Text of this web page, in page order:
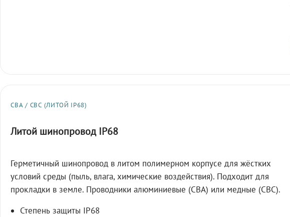
СВА / СВС (ЛИТОЙ IP68)
Литой шинопровод IP68
Герметичный шинопровод в литом полимерном корпусе для жёстких
условий среды (пыль, влага, химические воздействия). Подходит для
прокладки в земле. Проводники алюминиевые (СВА) или медные (СВС).
Степень защиты IP68